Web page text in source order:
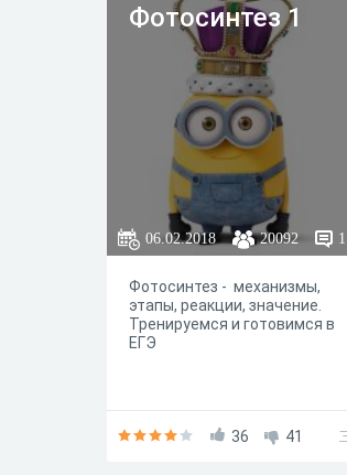
Фотосинтез 1
06.02.2018 20092 1
Фотосинтез - механизмы,
этапы, реакции, значение.
Тренируемся и готовимся в
ЕГЭ
36 41